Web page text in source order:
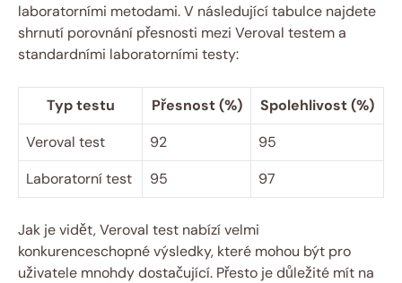
laboratorními metodami. V následující tabulce najdete
shrnutí porovnání přesnosti mezi Veroval testem a
standardními laboratorními testy:
Typ testu Přesnost (%)
Spolehlivost (%)
Veroval test
92
95
Laboratorní‍ test
95 97
Jak je vidět, Veroval test nabízí velmi
konkurenceschopné výsledky, které mohou‍ být pro
uživatele mnohdy dostačující. Přesto je ​důležité mít na